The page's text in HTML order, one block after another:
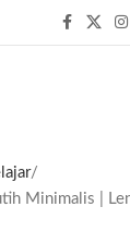
Minimalis |